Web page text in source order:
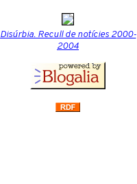
Disúrbia. Recull de notícies 2000-
2004